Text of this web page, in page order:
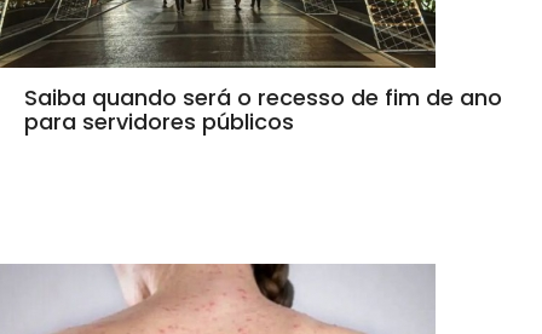
Saiba quando será o recesso de fim de ano
para servidores públicos